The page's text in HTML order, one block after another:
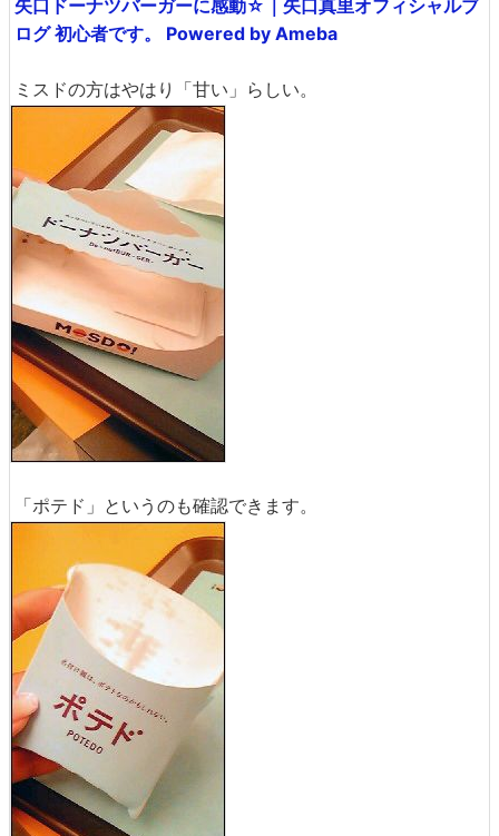
矢口ドーナツバーガーに感動☆｜矢口真里オフィシャルブ
ログ 初心者です。 Powered by Ameba
ミスドの方はやはり「甘い」らしい。
「ポテド」というのも確認できます。